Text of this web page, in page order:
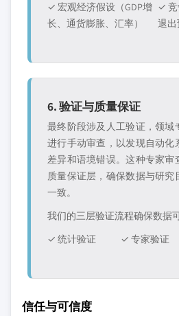
✓ 宏观经济假设（GDP增
长、通货膨胀、汇率）
✓ 竞
退出
6. 验证与质量保证
最终阶段涉及人工验证，领域
进行手动审查，以发现自动化
差异和语境错误。这种专家审
质量保证层，确保数据与研究
一致。
我们的三层验证流程确保数据
✓ 统计验证
✓ 专家验证
信任与可信度